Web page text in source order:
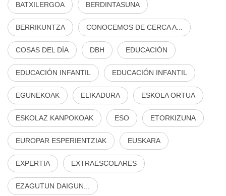
BATXILERGOA BERDINTASUNA
BERRIKUNTZA CONOCEMOS DE CERCA A...
COSAS DEL DÍA DBH EDUCACIÓN
EDUCACIÓN INFANTIL EDUCACIÓN INFANTIL
EGUNEKOAK ELIKADURA ESKOLA ORTUA
ESKOLAZ KANPOKOAK ESO ETORKIZUNA
EUROPAR ESPERIENTZIAK EUSKARA
EXPERTIA EXTRAESCOLARES
EZAGUTUN DAIGUN...